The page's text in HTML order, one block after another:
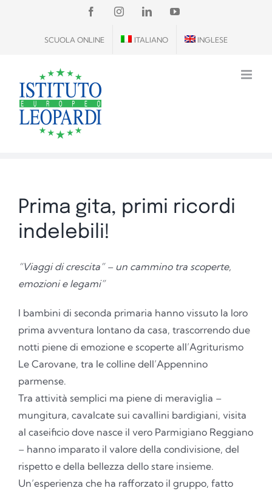
contenuto
FACEBOOKINSTAGRAM
LINKEDINYOUTUBE
SCUOLA ONLINE ITALIANO INGLESE
Prima gita, primi ricordi
indelebili!
“Viaggi di crescita” – un cammino tra scoperte,
emozioni e legami”
I bambini di seconda primaria hanno vissuto la loro
prima avventura lontano da casa, trascorrendo due
notti piene di emozione e scoperte all’Agriturismo
Le Carovane, tra le colline dell’Appennino
parmense.
Tra attività semplici ma piene di meraviglia –
mungitura, cavalcate sui cavallini bardigiani, visita
al caseificio dove nasce il vero Parmigiano Reggiano
– hanno imparato il valore della condivisione, del
rispetto e della bellezza dello stare insieme.
Un’esperienza che ha rafforzato il gruppo, fatto